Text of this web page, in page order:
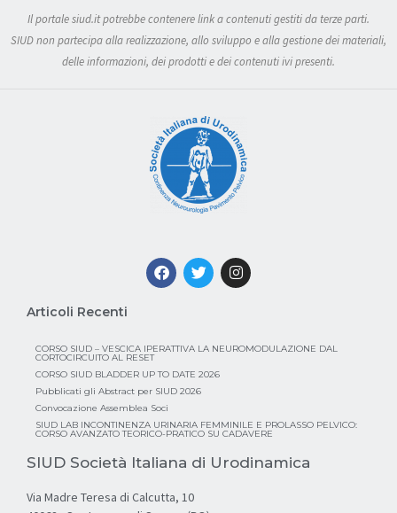
Il portale siud.it potrebbe contenere link a contenuti gestiti da terze parti.
SIUD non partecipa alla realizzazione, allo sviluppo e alla gestione dei materiali,
delle informazioni, dei prodotti e dei contenuti ivi presenti.
Articoli Recenti
CORSO SIUD – VESCICA IPERATTIVA LA NEUROMODULAZIONE DAL
CORTOCIRCUITO AL RESET
CORSO SIUD BLADDER UP TO DATE 2026
Pubblicati gli Abstract per SIUD 2026
Convocazione Assemblea Soci
SIUD LAB INCONTINENZA URINARIA FEMMINILE E PROLASSO PELVICO:
CORSO AVANZATO TEORICO-PRATICO SU CADAVERE
SIUD Società Italiana di Urodinamica
Via Madre Teresa di Calcutta, 10